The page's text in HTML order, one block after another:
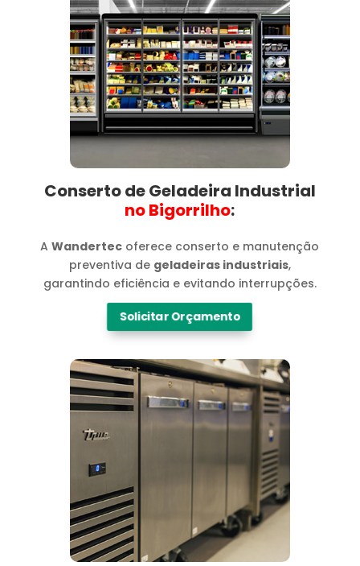
Conserto de Geladeira Industrial
no Bigorrilho​:
AWandertec oferece conserto e manutenção
preventiva de geladeiras industriais,
garantindo eficiência e evitando interrupções.
Solicitar Orçamento